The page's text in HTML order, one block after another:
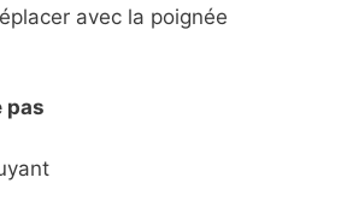
avec la poignée
pas